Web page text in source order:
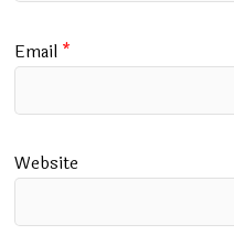
Email *
Website